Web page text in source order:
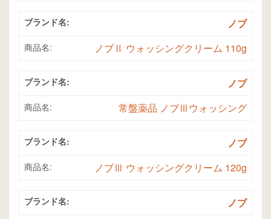
ブランド名: ノブ
商品名: ノブⅡ ウォッシングクリーム 110g
ブランド名: ノブ
商品名: 常盤薬品 ノブⅢウォッシング
ブランド名: ノブ
商品名: ノブⅢ ウォッシングクリーム 120g
ブランド名: ノブ